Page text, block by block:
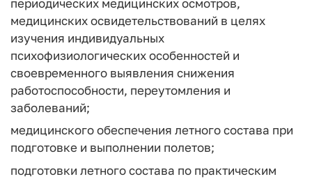
медицинских освидетельствований в целях
изучения индивидуальных
психофизиологических особенностей и
своевременного выявления снижения
работоспособности, переутомления и
заболеваний;
медицинского обеспечения летного состава при
подготовке и выполнении полетов;
подготовки летного состава по практическим